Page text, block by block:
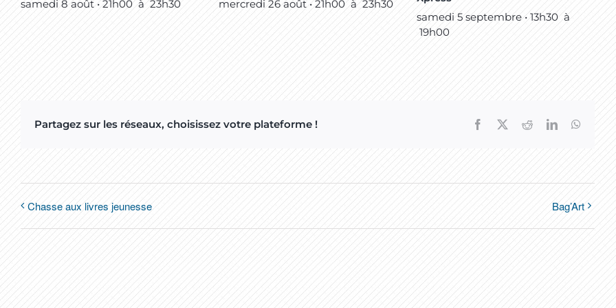
samedi 8 août • 21h00 à 23h30 mercredi 26 août • 21h00 à 23h30
samedi 5 septembre • 13h30 à
19h00
Partagez sur les réseaux, choisissez votre plateforme ! Facebook
X RedditLinkedIn
Chasse aux livres jeunesse Bag’Art